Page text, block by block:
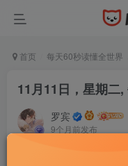
首页 每天60秒读懂全世界
11月11日，星期二,
罗宾
9个月前发布